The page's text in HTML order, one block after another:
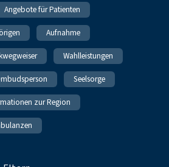
Angebote für Patienten
Aufnahme
Wahlleistungen
Seelsorge
zur Region